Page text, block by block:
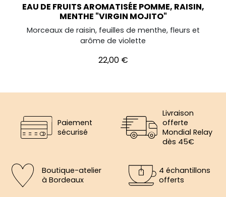
EAU DE FRUITS AROMATISÉE POMME, RAISIN,
MENTHE "VIRGIN MOJITO"
Morceaux de raisin, feuilles de menthe, fleurs et
arôme de violette
Prix
22,00 €
Paiement
sécurisé
Livraison
offerte
Mondial Relay
dès 45€
Boutique-atelier
à Bordeaux
4 échantillons
offerts